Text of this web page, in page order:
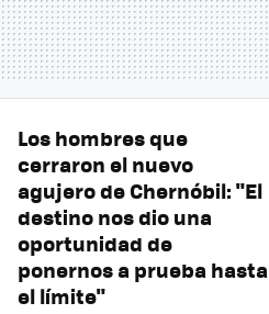
Los hombres que
cerraron el nuevo
agujero de Chernóbil: "El
destino nos dio una
oportunidad de
ponernos a prueba hasta
el límite"